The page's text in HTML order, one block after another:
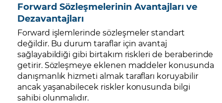
Forward Sözleşmelerinin Avantajları ve
Dezavantajları
Forward işlemlerinde sözleşmeler standart
değildir. Bu durum taraflar için avantaj
sağlayabildiği gibi birtakım riskleri de beraberinde
getirir. Sözleşmeye eklenen maddeler konusunda
danışmanlık hizmeti almak tarafları koruyabilir
ancak yaşanabilecek riskler konusunda bilgi
sahibi olunmalıdır.